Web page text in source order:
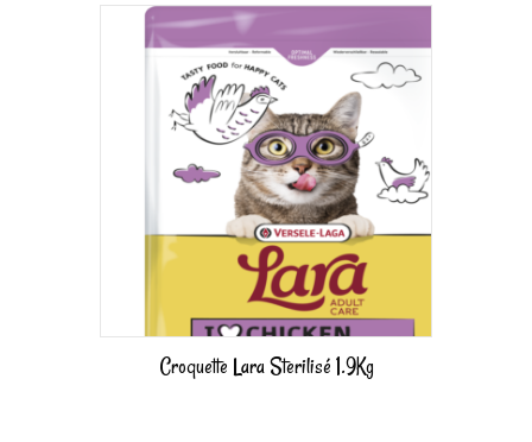
Croquette Lara Sterilisé 1.9Kg